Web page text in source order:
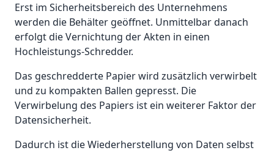
Erst im Sicherheitsbereich des Unternehmens
werden die Behälter geöffnet. Unmittelbar danach
erfolgt die Vernichtung der Akten in einen
Hochleistungs-Schredder.
Das geschredderte Papier wird zusätzlich verwirbelt
und zu kompakten Ballen gepresst. Die
Verwirbelung des Papiers ist ein weiterer Faktor der
Datensicherheit.
Dadurch ist die Wiederherstellung von Daten selbst